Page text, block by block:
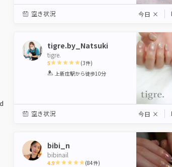
空き状況 今日 ×
tigre.by_Natsuki
tigre.
5
1 2 3 4 5
(3件)
上新庄駅から徒歩10分
空き状況 今日 ×
bibi_n
bibinail
4.9 (84件)